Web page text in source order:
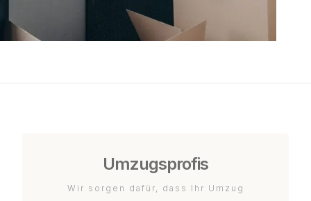
Umzugsprofis
Wir sorgen dafür, dass Ihr Umzug